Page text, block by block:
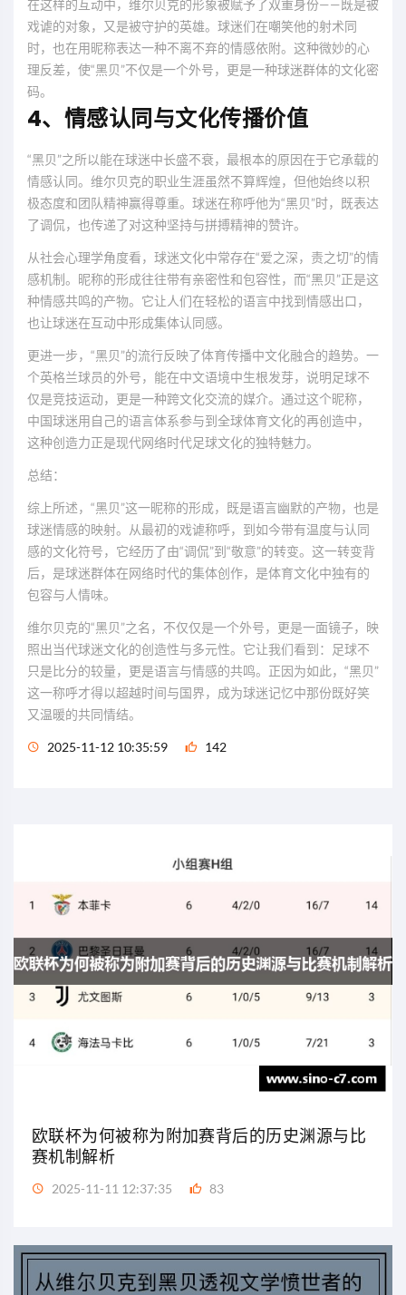
在这样的互动中，维尔贝克的形象被赋予了双重身份——既是被
戏谑的对象，又是被守护的英雄。球迷们在嘲笑他的射术同
时，也在用昵称表达一种不离不弃的情感依附。这种微妙的心
理反差，使“黑贝”不仅是一个外号，更是一种球迷群体的文化密
码。
4、情感认同与文化传播价值
“黑贝”之所以能在球迷中长盛不衰，最根本的原因在于它承载的
情感认同。维尔贝克的职业生涯虽然不算辉煌，但他始终以积
极态度和团队精神赢得尊重。球迷在称呼他为“黑贝”时，既表达
了调侃，也传递了对这种坚持与拼搏精神的赞许。
从社会心理学角度看，球迷文化中常存在“爱之深，责之切”的情
感机制。昵称的形成往往带有亲密性和包容性，而“黑贝”正是这
种情感共鸣的产物。它让人们在轻松的语言中找到情感出口，
也让球迷在互动中形成集体认同感。
更进一步，“黑贝”的流行反映了体育传播中文化融合的趋势。一
个英格兰球员的外号，能在中文语境中生根发芽，说明足球不
仅是竞技运动，更是一种跨文化交流的媒介。通过这个昵称，
中国球迷用自己的语言体系参与到全球体育文化的再创造中，
这种创造力正是现代网络时代足球文化的独特魅力。
总结：
综上所述，“黑贝”这一昵称的形成，既是语言幽默的产物，也是
球迷情感的映射。从最初的戏谑称呼，到如今带有温度与认同
感的文化符号，它经历了由“调侃”到“敬意”的转变。这一转变背
后，是球迷群体在网络时代的集体创作，是体育文化中独有的
包容与人情味。
维尔贝克的“黑贝”之名，不仅仅是一个外号，更是一面镜子，映
照出当代球迷文化的创造性与多元性。它让我们看到：足球不
只是比分的较量，更是语言与情感的共鸣。正因为如此，“黑贝”
这一称呼才得以超越时间与国界，成为球迷记忆中那份既好笑
又温暖的共同情结。
2025-11-12 10:35:59 142
欧联杯为何被称为附加赛背后的历史渊源与比
赛机制解析
2025-11-11 12:37:35 83